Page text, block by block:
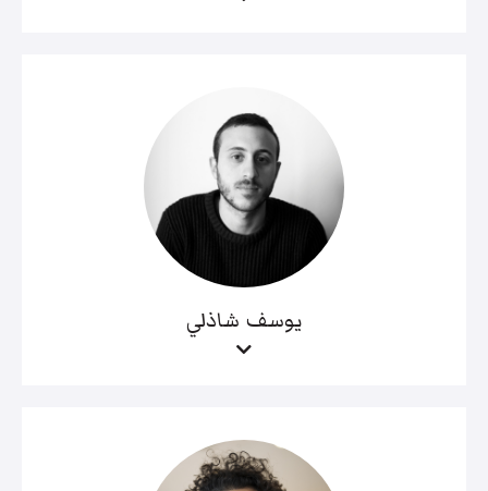
يوسف شاذلي